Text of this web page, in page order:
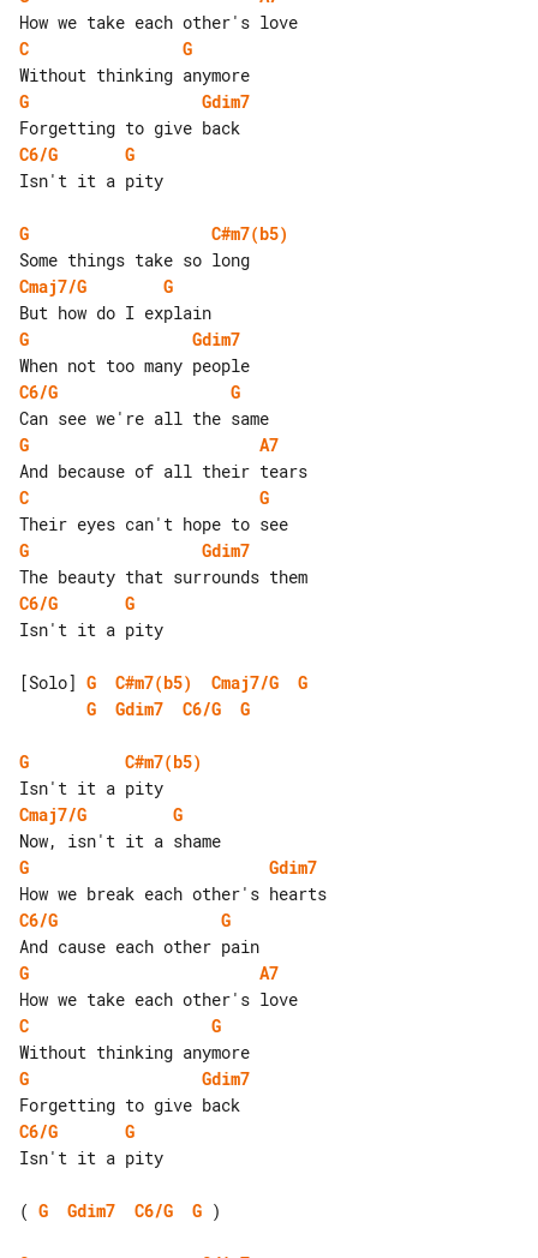
C
G
G
Gdim7
C6/G
G
Isn't it a pity
G
C#m7(b5)
Cmaj7/G
G
G
Gdim7
C6/G
G
G
A7
C
G
G
Gdim7
C6/G
G
Isn't it a pity
[Solo] G C#m7(b5) Cmaj7/G
G
G
Gdim7 C6/G G
G
C#m7(b5)
Cmaj7/G
G
G
Gdim7
C6/G
G
G
A7
C
G
G
Gdim7
C6/G
G
Isn't it a pity
( G Gdim7 C6/G G )